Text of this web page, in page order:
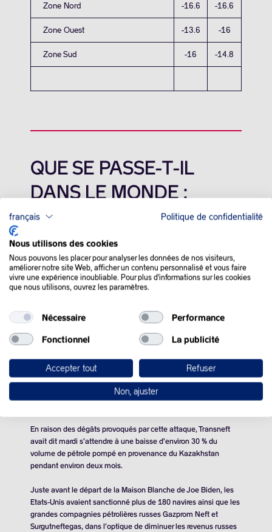
Zone Nord -16.6 -16.6
Zone Ouest -13.6 -16
Zone Sud -16 -14.8
QUE SE PASSE-T-IL
DANS LE MONDE :
Les cours de l’or noir ont chuté vendredi, plombés par l’absence
attaques ukrainiennes sur les infrastructures russes et alors
que les investisseurs anticipent à une levée des sanctions
américaines contre Moscou.
russe et l’oléoduc Caspian Pipeline Consortium (CPC) semble
fonctionner « sans interruption » malgré les inquiétudes des
opérateurs.
Selon un communiqué de Transneft, l’opérateur du CPC, sept
drones explosifs ont visé lundi une infrastructure de cet
oléoduc acheminant du brut du Kazakhstan vers l’Europe via la
En raison des dégâts provoqués par cette attaque, Transneft
avait dit mardi s’attendre à une baisse d’environ 30 % du
volume de pétrole pompé en provenance du Kazakhstan
pendant environ deux mois.
Juste avant le départ de la Maison Blanche de Joe Biden, les
Etats-Unis avaient sanctionné plus de 180 navires ainsi que les
grandes compagnies pétrolières russes Gazprom Neft et
Surgutneftegas, dans l’optique de diminuer les revenus russes
français Politique de confidentialité
Nous utilisons des cookies
Nous pouvons les placer pour analyser les données de nos visiteurs,
améliorer notre site Web, afficher un contenu personnalisé et vous faire
vivre une expérience inoubliable. Pour plus d'informations sur les cookies
que nous utilisons, ouvrez les paramètres.
Nécessaire Performance
Fonctionnel La publicité
Accepter tout Refuser
Non, ajuster